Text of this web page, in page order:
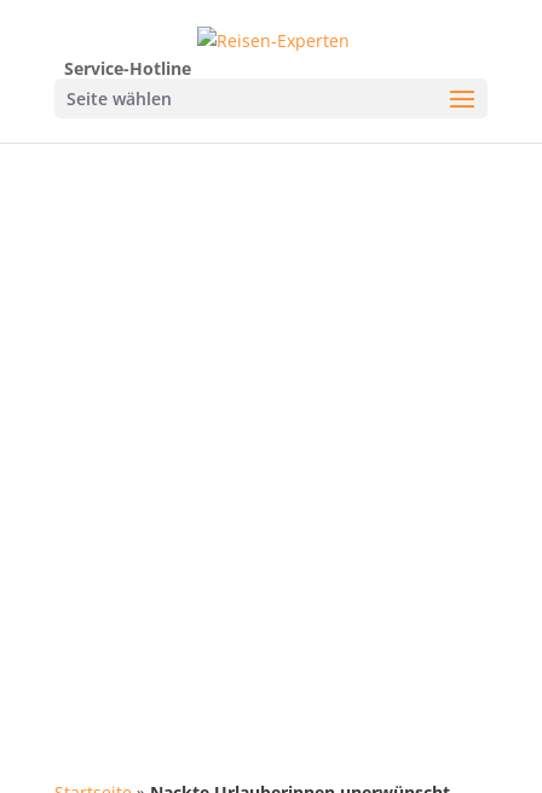
Service-Hotline
Seite wählen